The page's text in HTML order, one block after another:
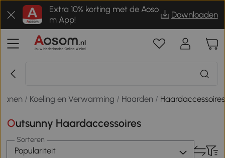
Extra 10% korting met de Aoso
m App!
Downloaden
/ Koeling en Verwarming / Haarden / Haardaccessoires
Outsunny Haardaccessoires
Sorteren
Populariteit